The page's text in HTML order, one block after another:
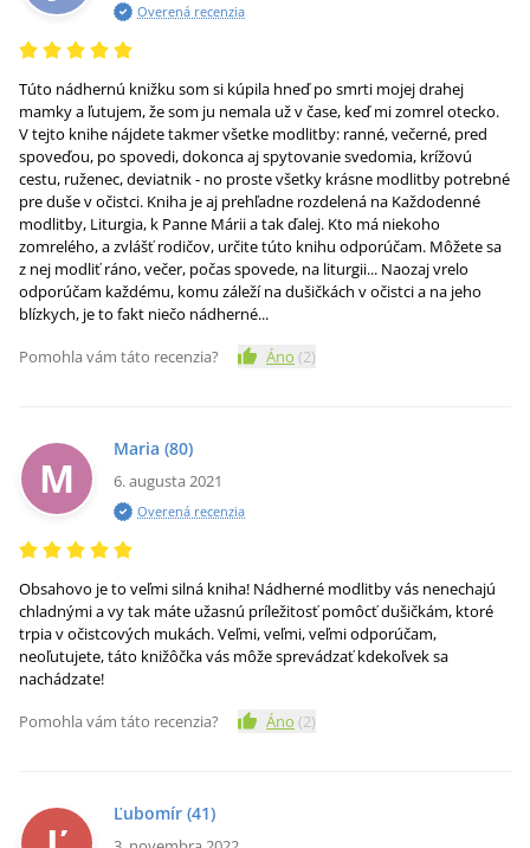
Overená recenzia
Túto nádhernú knižku som si kúpila hneď po smrti mojej drahej
mamky a ľutujem, že som ju nemala už v čase, keď mi zomrel otecko.
V tejto knihe nájdete takmer všetke modlitby: ranné, večerné, pred
spoveďou, po spovedi, dokonca aj spytovanie svedomia, krížovú
cestu, ruženec, deviatnik - no proste všetky krásne modlitby potrebné
pre duše v očistci. Kniha je aj prehľadne rozdelená na Každodenné
modlitby, Liturgia, k Panne Márii a tak ďalej. Kto má niekoho
zomrelého, a zvlášť rodičov, určite túto knihu odporúčam. Môžete sa
z nej modliť ráno, večer, počas spovede, na liturgii... Naozaj vrelo
odporúčam každému, komu záleží na dušičkách v očistci a na jeho
blízkych, je to fakt niečo nádherné...
Pomohla vám táto recenzia?
Áno (2)
M
Maria (80)
6. augusta 2021
Overená recenzia
Obsahovo je to veľmi silná kniha! Nádherné modlitby vás nenechajú
chladnými a vy tak máte užasnú príležitosť pomôcť dušičkám, ktoré
trpia v očistcových mukách. Veľmi, veľmi, veľmi odporúčam,
neoľutujete, táto knižôčka vás môže sprevádzať kdekoľvek sa
nachádzate!
Pomohla vám táto recenzia?
Áno (2)
Ľubomír (41)